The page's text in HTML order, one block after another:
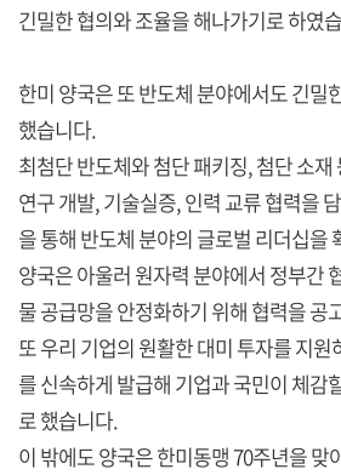
긴밀한 협의와 조율을 해나가기로 하였
한미 양국은 또 반도체 분야에서도 긴밀
했습니다.
최첨단 반도체와 첨단 패키징, 첨단 소
연구 개발, 기술실증, 인력 교류 협력을
을 통해 반도체 분야의 글로벌 리더십을
양국은 아울러 원자력 분야에서 정부간
물 공급망을 안정화하기 위해 협력을 공
또 우리 기업의 원활한 대미 투자를 지원
를 신속하게 발급해 기업과 국민이 체감
로 했습니다.
이 밖에도 양국은 한미동맹 70주년을 맞